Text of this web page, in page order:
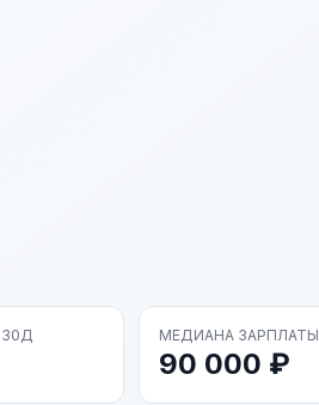
МЕДИАНА ЗАРПЛАТЫ
90 000 ₽